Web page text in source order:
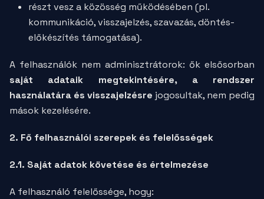
részt vesz a közösség működésében (pl.
kommunikáció, visszajelzés, szavazás, döntés-
előkészítés támogatása).
A felhasználók nem adminisztrátorok: ők elsősorban
saját adataik megtekintésére, a rendszer
használatára és visszajelzésre jogosultak, nem pedig
mások kezelésére.
2. Fő felhasználói szerepek és felelősségek
2.1. Saját adatok követése és értelmezése
A felhasználó felelőssége, hogy: